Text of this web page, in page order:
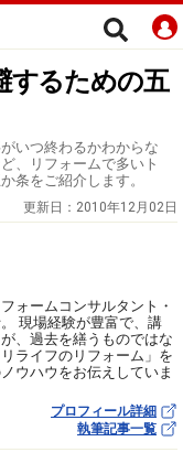
するための五
いつ終わるかわからな
、リフォームで多いト
条をご紹介します。
更新日： 2010年12月02日
ォームコンサルタント・
現場経験が豊富で、講
、過去を繕うものではな
ライフのリフォーム」を
ウハウをお伝えしていま
プロフィール詳細
執筆記事一覧